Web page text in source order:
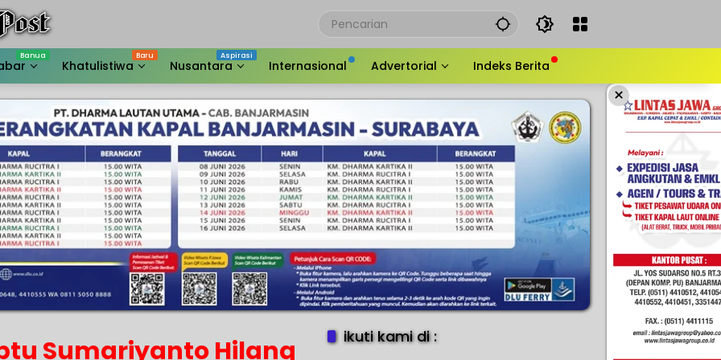
Khatulistiwa Nusantara Internasional Advertorial Indeks Berita
×
Sumariyanto Hilang
ikuti kami di :